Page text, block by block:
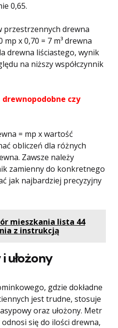
0,65.
przestrzennych drewna
mp x 0,70 = 7 m³ drewna
drewna liściastego, wynik
na niższy współczynnik
drewnopodobne czy
= mp x wartość
obliczeń dla różnych
Zawsze należy
zamienny do konkretnego
jak najbardziej precyzyjny
mieszkania lista 44
z instrukcją
ułożony
gdzie dokładne
jest trudne, stosuje
oraz ułożony. Metr
się do ilości drewna,